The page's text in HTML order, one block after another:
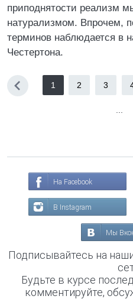
приподнятости реализм
натурализмом. Впрочем,
терминов наблюдается в
Честертона.
1 2 3
На Facebook
В Instagram
Мы
Подписывайтесь на
Будьте в курсе
комментируйте,